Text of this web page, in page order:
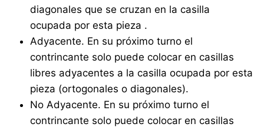
diagonales que se cruzan en la casilla
ocupada por esta pieza .
Adyacente. En su próximo turno el
contrincante solo puede colocar en casillas
libres adyacentes a la casilla ocupada por esta
pieza (ortogonales o diagonales).
No Adyacente. En su próximo turno el
contrincante solo puede colocar en casillas